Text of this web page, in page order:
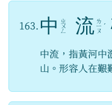
163. 中 ㄓ
ㄨ
ㄥ 流 ㄌ
ㄧ
ㄡ
ˊ
中流，指黃河中
山。形容人在艱